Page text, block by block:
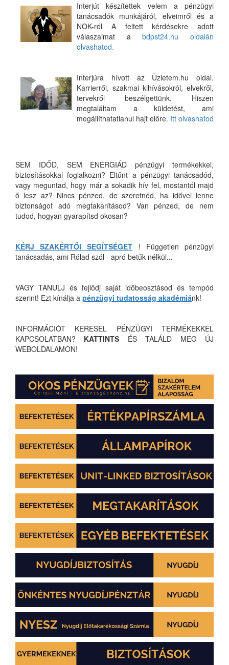
Interjút készítettek velem a pénzügyi
tanácsadók munkájáról, elveimről és a
NOK-ról A feltett kérdésekre adott
válaszaimat abdpst24.hu oldalán
olvashatod.
Interjúra hívott az Üzletem.hu oldal.
Karrierről, szakmai kihívásokról, elvekről,
tervekről beszélgettünk. Hiszen
megtaláltam a küldetést, ami
megállíthatatlanul hajt előre. Itt olvashatod
SEM IDŐD, SEM ENERGIÁD pénzügyi termékekkel,
biztosításokkal foglalkozni? Eltűnt a pénzügyi tanácsadód,
vagy meguntad, hogy már a sokadik hív fel, mostantól majd
ő lesz az? Nincs pénzed, de szeretnéd, ha idővel lenne
biztonságot adó megtakarításod? Van pénzed, de nem
tudod, hogyan gyarapítsd okosan?
KÉRJ SZAKÉRTŐI SEGÍTSÉGET ! Független pénzügyi
tanácsadás, ami Rólad szól - apró betűk nélkül...
VAGY TANULJ és fejlődj saját időbeosztásod és tempód
szerint! Ezt kínálja a pénzügyi tudatosság akadémiánk!
INFORMÁCIÓT KERESEL PÉNZÜGYI TERMÉKEKKEL
KAPCSOLATBAN? KATTINTS ÉS TALÁLD MEG ÚJ
WEBOLDALAMON!